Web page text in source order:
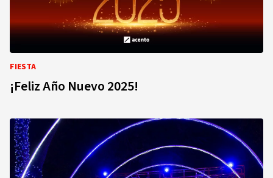
FIESTA
¡Feliz Año Nuevo 2025!